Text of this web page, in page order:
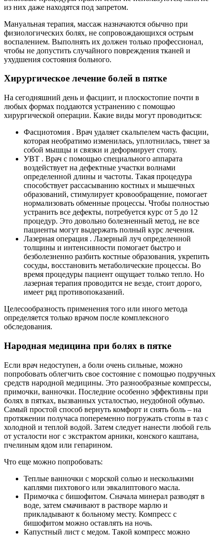
из них даже находятся под запретом.
Мануальная терапия, массаж назначаются обычно при
физиологических болях, не сопровождающихся острым
воспалением. Выполнять их должен только профессионал,
чтобы не допустить случайного повреждения тканей и
ухудшения состояния больного.
Хирургическое лечение болей в пятке
На сегодняшний день и фасциит, и плоскостопие почти в
любых формах поддаются устранению с помощью
хирургической операции. Какие виды могут проводиться:
Фасциотомия . Врач удаляет скальпелем часть фасции,
которая необратимо изменилась, уплотнилась, тянет за
собой мышцы и связки и деформирует стопу.
УВТ . Врач с помощью специального аппарата
воздействует на дефектные участки волнами
определенной длины и частоты. Такая процедура
способствует рассасыванию костных и мышечных
образований, стимулирует кровообращение, помогает
нормализовать обменные процессы. Чтобы полностью
устранить все дефекты, потребуется курс от 5 до 12
процедур. Это довольно болезненный метод, не все
пациенты могут выдержать полный курс лечения.
Лазерная операция . Лазерный луч определенной
толщины и интенсивности помогает быстро и
безболезненно разбить костные образования, укрепить
сосуды, восстановить метаболические процессы. Во
время процедуры пациент ощущает только тепло. Но
лазерная терапия проводится не везде, стоит дорого,
имеет ряд противопоказаний.
Целесообразность применения того или иного метода
определяется только врачом после комплексного
обследования.
Народная медицина при болях в пятке
Если врач недоступен, а боли очень сильные, можно
попробовать облегчить свое состояние с помощью подручных
средств народной медицины. Это разнообразные компрессы,
примочки, ванночки. Последние особенно эффективны при
болях в пятках, вызванных усталостью, неудобной обувью.
Самый простой способ вернуть комфорт и снять боль – на
протяжении получаса попеременно погружать стопы в таз с
холодной и теплой водой. Затем следует нанести любой гель
от усталости ног с экстрактом арники, конского каштана,
пчелиным ядом или гепарином.
Что еще можно попробовать:
Теплые ванночки с морской солью и несколькими
каплями пихтового или эвкалиптового масла.
Примочка с бишофитом. Сначала минерал разводят в
воде, затем смачивают в растворе марлю и
прикладывают к больному месту. Компресс с
бишофитом можно оставлять на ночь.
Капустный лист с медом. Такой компресс можно